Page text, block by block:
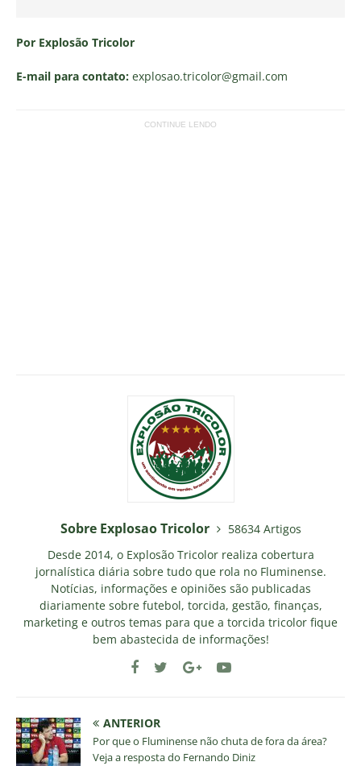
Por Explosão Tricolor
E-mail para contato: explosao.tricolor@gmail.com
CONTINUE LENDO
Sobre Explosao Tricolor
58634 Artigos
Desde 2014, o Explosão Tricolor realiza cobertura
jornalística diária sobre tudo que rola no Fluminense.
Notícias, informações e opiniões são publicadas
diariamente sobre futebol, torcida, gestão, finanças,
marketing e outros temas para que a torcida tricolor fique
bem abastecida de informações!
ANTERIOR
Por que o Fluminense não chuta de fora da área?
Veja a resposta do Fernando Diniz